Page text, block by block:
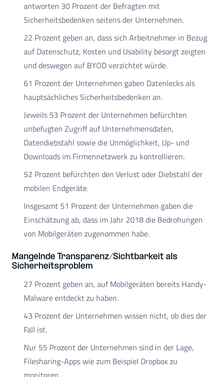
antworten 30 Prozent der Befragten mit
Sicherheitsbedenken seitens der Unternehmen.
22 Prozent geben an, dass sich Arbeitnehmer in Bezug
auf Datenschutz, Kosten und Usability besorgt zeigten
und deswegen auf BYOD verzichtet würde.
61 Prozent der Unternehmen gaben Datenlecks als
hauptsächliches Sicherheitsbedenken an.
Jeweils 53 Prozent der Unternehmen befürchten
unbefugten Zugriff auf Unternehmensdaten,
Datendiebstahl sowie die Unmöglichkeit, Up- und
Downloads im Firmennetzwerk zu kontrollieren.
52 Prozent befürchten den Verlust oder Diebstahl der
mobilen Endgeräte.
Insgesamt 51 Prozent der Unternehmen gaben die
Einschätzung ab, dass im Jahr 2018 die Bedrohungen
von Mobilgeräten zugenommen habe.
Mangelnde Transparenz/Sichtbarkeit als
Sicherheitsproblem
27 Prozent geben an, auf Mobilgeräten bereits Handy-
Malware entdeckt zu haben.
43 Prozent der Unternehmen wissen nicht, ob dies der
Fall ist.
Nur 55 Prozent der Unternehmen sind in der Lage,
Filesharing-Apps wie zum Beispiel Dropbox zu